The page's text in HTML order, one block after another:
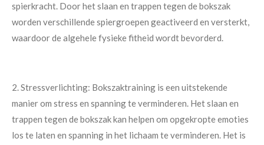
spierkracht. Door het slaan en trappen tegen de bokszak
worden verschillende spiergroepen geactiveerd en versterkt,
waardoor de algehele fysieke fitheid wordt bevorderd.
2. Stressverlichting: Bokszaktraining is een uitstekende
manier om stress en spanning te verminderen. Het slaan en
trappen tegen de bokszak kan helpen om opgekropte emoties
los te laten en spanning in het lichaam te verminderen. Het is